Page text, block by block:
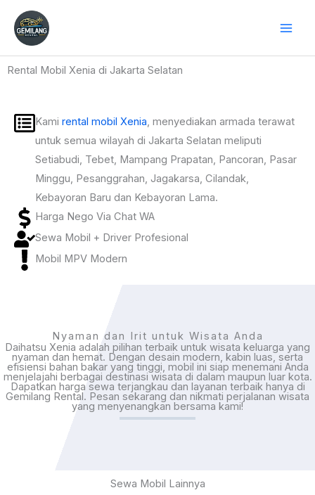
content
Rental Mobil Xenia di Jakarta Selatan
Kami rental mobil Xenia, menyediakan armada terawat
untuk semua wilayah di Jakarta Selatan meliputi
Setiabudi, Tebet, Mampang Prapatan, Pancoran, Pasar
Minggu, Pesanggrahan, Jagakarsa, Cilandak,
Kebayoran Baru dan Kebayoran Lama.
Harga Nego Via Chat WA
Sewa Mobil + Driver Profesional
Mobil MPV Modern
Nyaman dan Irit untuk Wisata Anda
Daihatsu Xenia adalah pilihan terbaik untuk wisata keluarga yang
nyaman dan hemat. Dengan desain modern, kabin luas, serta
efisiensi bahan bakar yang tinggi, mobil ini siap menemani Anda
menjelajahi berbagai destinasi wisata di dalam maupun luar kota.
Dapatkan harga sewa terjangkau dan layanan terbaik hanya di
Gemilang Rental. Pesan sekarang dan nikmati perjalanan wisata
yang menyenangkan bersama kami!
Sewa Mobil Lainnya